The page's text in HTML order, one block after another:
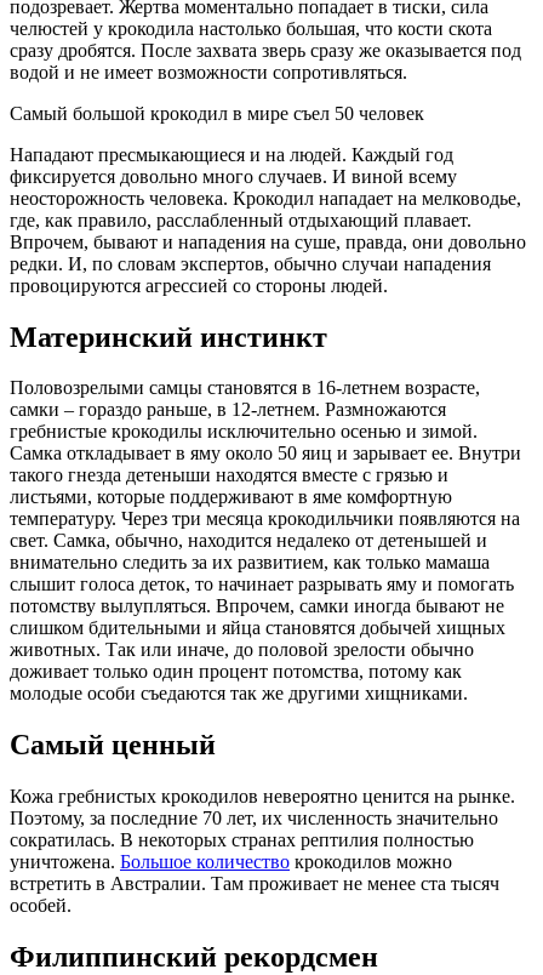
подозревает. Жертва моментально попадает в тиски, сила
челюстей у крокодила настолько большая, что кости скота
сразу дробятся. После захвата зверь сразу же оказывается под
водой и не имеет возможности сопротивляться.
Самый большой крокодил в мире съел 50 человек
Нападают пресмыкающиеся и на людей. Каждый год
фиксируется довольно много случаев. И виной всему
неосторожность человека. Крокодил нападает на мелководье,
где, как правило, расслабленный отдыхающий плавает.
Впрочем, бывают и нападения на суше, правда, они довольно
редки. И, по словам экспертов, обычно случаи нападения
провоцируются агрессией со стороны людей.
Материнский инстинкт
Половозрелыми самцы становятся в 16-летнем возрасте,
самки – гораздо раньше, в 12-летнем. Размножаются
гребнистые крокодилы исключительно осенью и зимой.
Самка откладывает в яму около 50 яиц и зарывает ее. Внутри
такого гнезда детеныши находятся вместе с грязью и
листьями, которые поддерживают в яме комфортную
температуру. Через три месяца крокодильчики появляются на
свет. Самка, обычно, находится недалеко от детенышей и
внимательно следить за их развитием, как только мамаша
слышит голоса деток, то начинает разрывать яму и помогать
потомству вылупляться. Впрочем, самки иногда бывают не
слишком бдительными и яйца становятся добычей хищных
животных. Так или иначе, до половой зрелости обычно
доживает только один процент потомства, потому как
молодые особи съедаются так же другими хищниками.
Самый ценный
Кожа гребнистых крокодилов невероятно ценится на рынке.
Поэтому, за последние 70 лет, их численность значительно
сократилась. В некоторых странах рептилия полностью
уничтожена. Большое количество крокодилов можно
встретить в Австралии. Там проживает не менее ста тысяч
особей.
Филиппинский рекордсмен